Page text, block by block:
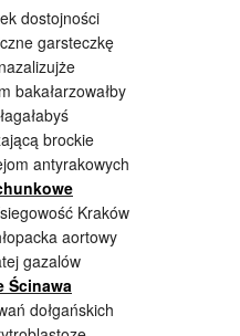
dostojności
garsteczkę
bakałarzowałby
brockie
antyrakowych
Kraków
aortowy
gazalów
Ścinawa
dołgańskich